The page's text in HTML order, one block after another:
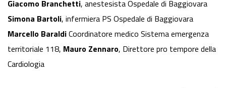
Giacomo Branchetti, anestesista Ospedale di Baggiovara
Simona Bartoli, infermiera PS Ospedale di Baggiovara
Marcello BaraldiCoordinatore medico Sistema emergenza
territoriale 118, Mauro Zennaro, Direttore pro tempore della
Cardiologia